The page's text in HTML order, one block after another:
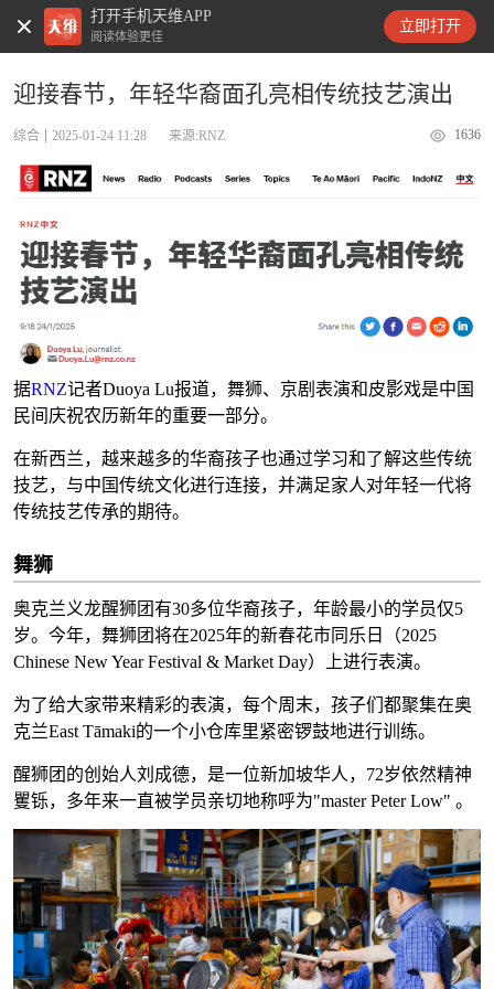
打开手机天维APP
阅读体验更佳
立即打开
天维新闻
迎接春节，年轻华裔面孔亮相传统技艺演出
综合 2025-01-24 11:28 来源:RNZ 1636
据RNZ记者Duoya Lu报道，舞狮、京剧表演和皮影戏是中国
民间庆祝农历新年的重要一部分。
在新西兰，越来越多的华裔孩子也通过学习和了解这些传统
技艺，与中国传统文化进行连接，并满足家人对年轻一代将
传统技艺传承的期待。
舞狮
奥克兰义龙醒狮团有30多位华裔孩子，年龄最小的学员仅5
岁。今年，舞狮团将在2025年的新春花市同乐日（2025
Chinese New Year Festival & Market Day）上进行表演。
为了给大家带来精彩的表演，每个周末，孩子们都聚集在奥
克兰East Tāmaki的一个小仓库里紧密锣鼓地进行训练。
醒狮团的创始人刘成德，是一位新加坡华人，72岁依然精神
矍铄，多年来一直被学员亲切地称呼为"master Peter Low" 。